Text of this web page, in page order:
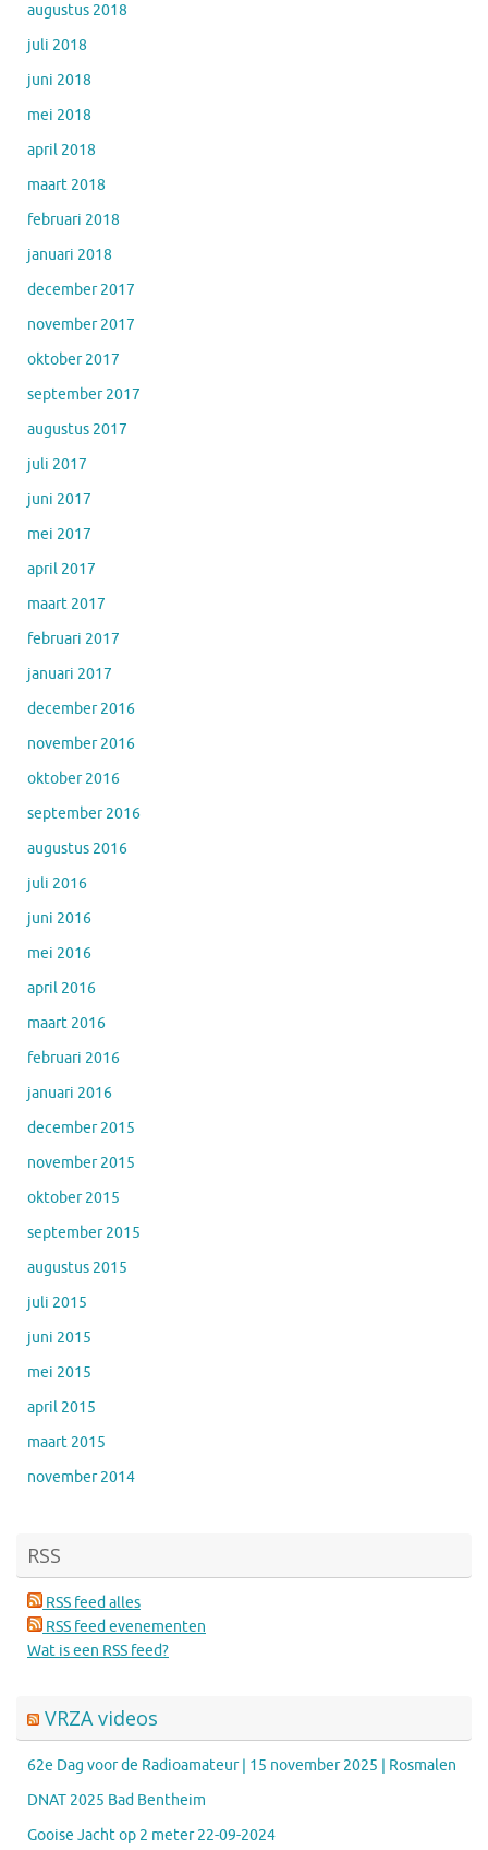
augustus 2018
juli 2018
juni 2018
mei 2018
april 2018
maart 2018
februari 2018
januari 2018
december 2017
november 2017
oktober 2017
september 2017
augustus 2017
juli 2017
juni 2017
mei 2017
april 2017
maart 2017
februari 2017
januari 2017
december 2016
november 2016
oktober 2016
september 2016
augustus 2016
juli 2016
juni 2016
mei 2016
april 2016
maart 2016
februari 2016
januari 2016
december 2015
november 2015
oktober 2015
september 2015
augustus 2015
juli 2015
juni 2015
mei 2015
april 2015
maart 2015
november 2014
RSS
RSS feed alles
RSS feed evenementen
Wat is een RSS feed?
VRZA videos
62e Dag voor de Radioamateur | 15 november 2025 | Rosmalen
DNAT 2025 Bad Bentheim
Gooise Jacht op 2 meter 22-09-2024